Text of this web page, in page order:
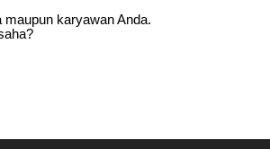
karyawan Anda.